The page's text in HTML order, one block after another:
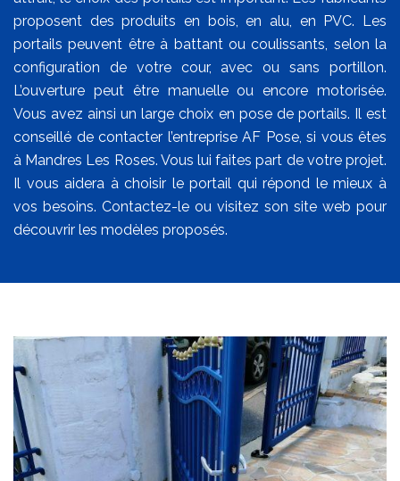
proposent des produits en bois, en alu, en PVC. Les
portails peuvent être à battant ou coulissants, selon la
configuration de votre cour, avec ou sans portillon.
L’ouverture peut être manuelle ou encore motorisée.
Vous avez ainsi un large choix en pose de portails. Il est
conseillé de contacter l’entreprise AF Pose, si vous êtes
à Mandres Les Roses. Vous lui faites part de votre projet.
Il vous aidera à choisir le portail qui répond le mieux à
vos besoins. Contactez-le ou visitez son site web pour
découvrir les modèles proposés.